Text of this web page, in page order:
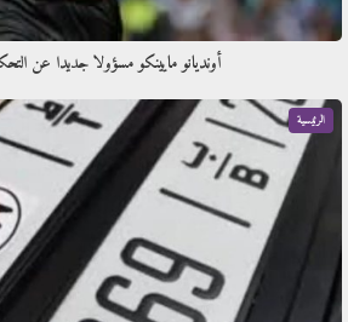
أونديانو مايينكو مسؤولا جديدا عن
الرئيسية